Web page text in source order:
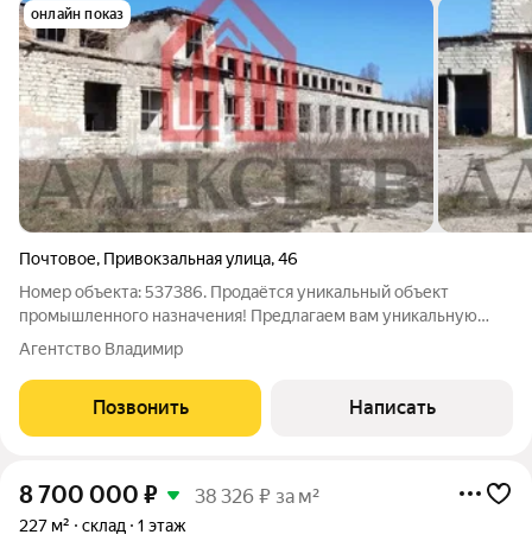
онлайн показ
Почтовое, Привокзальная улица,46
Номер объекта: 537386. Продаётся уникальный объект
промышленного назначения! Предлагаем вам уникальную
возможность приобрести объект с огромным потенциалом
для любого вида деятельности. Для размещения
коммунальных, складских объектов коммунальное
Агентство Владимир
Позвонить Написать
8 700 000 ₽ 38 326 ₽ за м²
227 м² склад 1 этаж